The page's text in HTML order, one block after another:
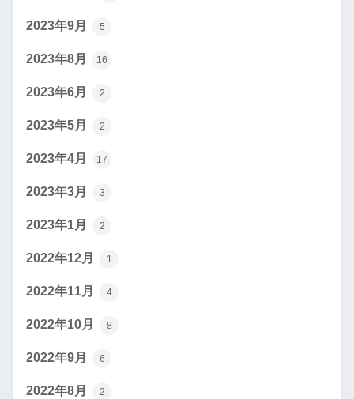
2023年9月 5
2023年8月 16
2023年6月 2
2023年5月 2
2023年4月 17
2023年3月 3
2023年1月 2
2022年12月 1
2022年11月 4
2022年10月 8
2022年9月 6
2022年8月 2